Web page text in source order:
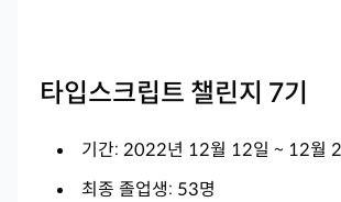
타입스크립트 챌린지 7기
기간: 2022년 12월 12일 ~ 12월
최종 졸업생: 53명